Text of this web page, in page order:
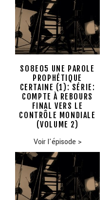
S08E05 UNE PAROLE
PROPHÉTIQUE
CERTAINE (1): SÉRIE:
COMPTE À REBOURS
FINAL VERS LE
CONTRÔLE MONDIALE
(VOLUME 2)
Voir l'épisode >